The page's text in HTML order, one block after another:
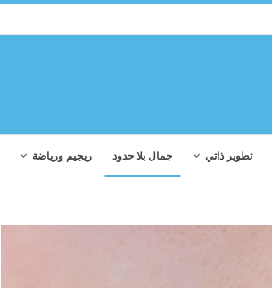
تطوير ذاتي جمال بلا حدود ريجيم ورياضة